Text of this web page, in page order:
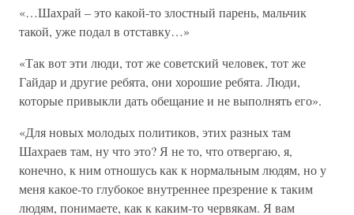
«…Шахрай – это какой-то злостный парень, мальчик
такой, уже подал в отставку…»
«Так вот эти люди, тот же советский человек, тот же
Гайдар и другие ребята, они хорошие ребята. Люди,
которые привыкли дать обещание и не выполнять его».
«Для новых молодых политиков, этих разных там
Шахраев там, ну что это? Я не то, что отвергаю, я,
конечно, к ним отношусь как к нормальным людям, но у
меня какое-то глубокое внутреннее презрение к таким
людям, понимаете, как к каким-то червякам. Я вам